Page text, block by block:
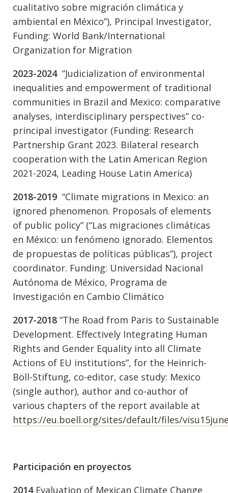
cualitativo sobre migración climática y
ambiental en México”), Principal Investigator,
Funding: World Bank/International
Organization for Migration
2023-2024 “Judicialization of environmental
inequalities and empowerment of traditional
communities in Brazil and Mexico: comparative
analyses, interdisciplinary perspectives” co-
principal investigator (Funding: Research
Partnership Grant 2023. Bilateral research
cooperation with the Latin American Region
2021-2024, Leading House Latin America)
2018-2019 “Climate migrations in Mexico: an
ignored phenomenon. Proposals of elements
of public policy” (“Las migraciones climáticas
en México: un fenómeno ignorado. Elementos
de propuestas de políticas públicas”), project
coordinator. Funding: Universidad Nacional
Autónoma de México, Programa de
Investigación en Cambio Climático
2017-2018 “The Road from Paris to Sustainable
Development. Effectively Integrating Human
Rights and Gender Equality into all Climate
Actions of EU institutions”, for the Heinrich-
Böll-Stiftung, co-editor, case study: Mexico
(single author), author and co-author of
various chapters of the report available at
https://eu.boell.org/sites/default/files/
Participación en proyectos
2014 Evaluation of Mexican Climate Change